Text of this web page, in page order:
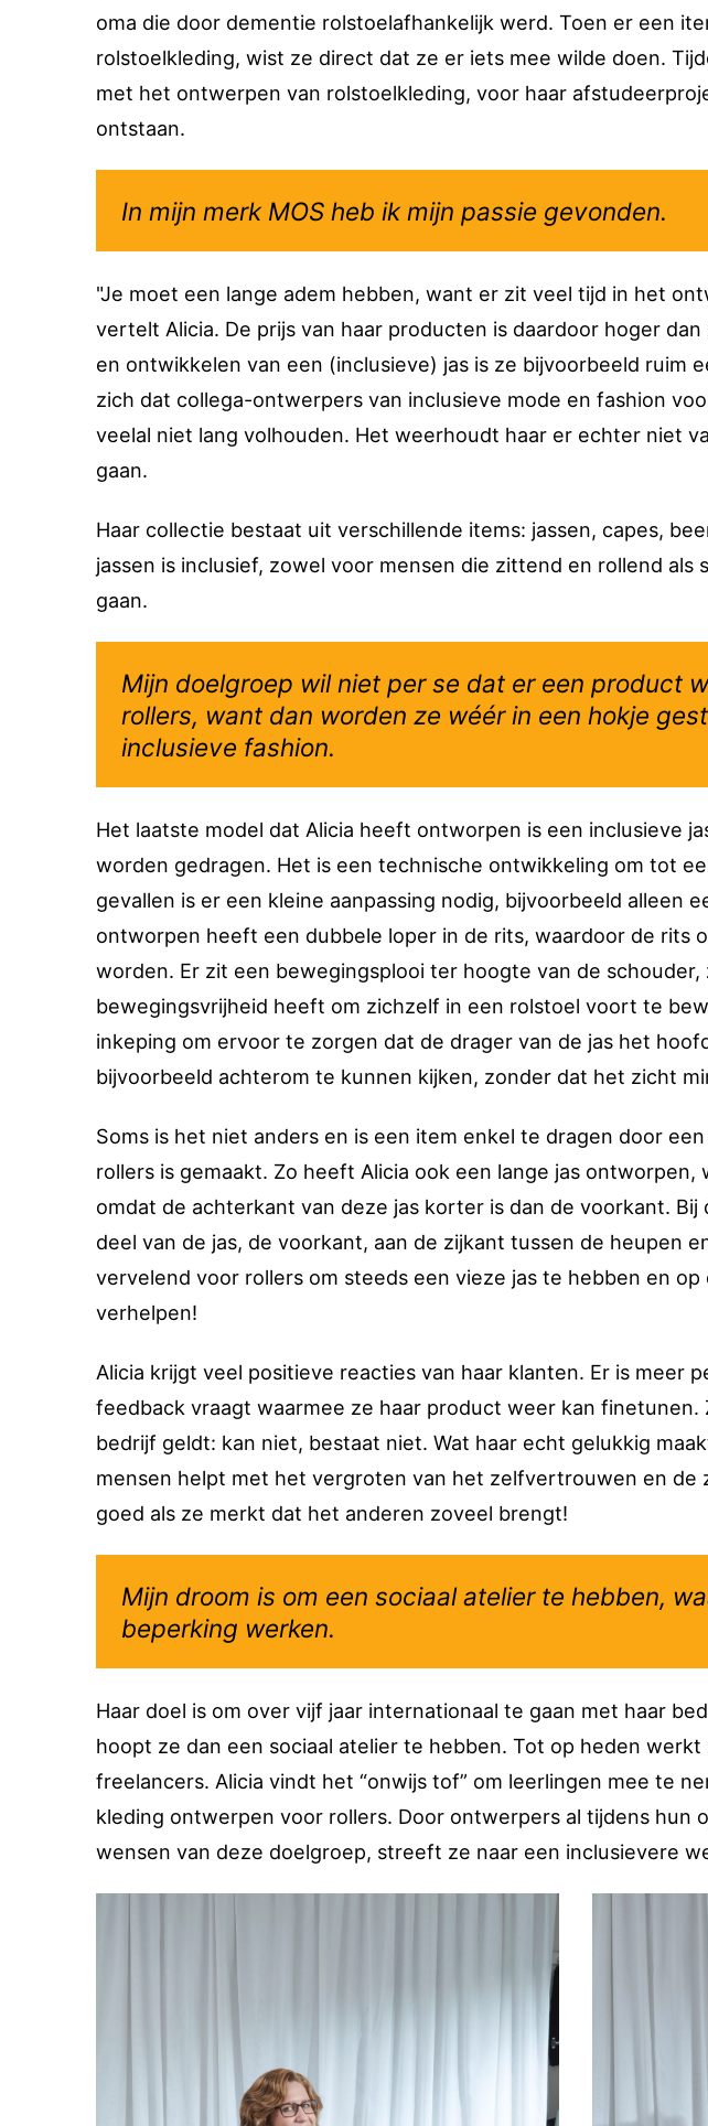
oma die door dementie rolstoelafhankelijk werd. Toen er een
rolstoelkleding, wist ze direct dat ze er iets mee wilde doen.
met het ontwerpen van rolstoelkleding, voor haar
ontstaan.
In mijn merk MOS heb ik mijn passie gevonden.
"Je moet een lange adem hebben, want er zit veel tijd in het
vertelt Alicia. De prijs van haar producten is daardoor hoger
en ontwikkelen van een (inclusieve) jas is ze bijvoorbeeld ruim
zich dat collega-ontwerpers van inclusieve mode en fashion
veelal niet lang volhouden. Het weerhoudt haar er echter niet
gaan.
Haar collectie bestaat uit verschillende items: jassen, capes,
jassen is inclusief, zowel voor mensen die zittend en rollend als
gaan.
Mijn doelgroep wil niet per se dat er een product
rollers, want dan worden ze wéér in een hokje
inclusieve fashion.
Het laatste model dat Alicia heeft ontworpen is een inclusieve
worden gedragen. Het is een technische ontwikkeling om tot
gevallen is er een kleine aanpassing nodig, bijvoorbeeld alleen
ontworpen heeft een dubbele loper in de rits, waardoor de rits
worden. Er zit een bewegingsplooi ter hoogte van de
bewegingsvrijheid heeft om zichzelf in een rolstoel voort te
inkeping om ervoor te zorgen dat de drager van de jas het
bijvoorbeeld achterom te kunnen kijken, zonder dat het zicht
Soms is het niet anders en is een item enkel te dragen door
rollers is gemaakt. Zo heeft Alicia ook een lange jas
omdat de achterkant van deze jas korter is dan de voorkant. Bij
deel van de jas, de voorkant, aan de zijkant tussen de heupen
vervelend voor rollers om steeds een vieze jas te hebben en
verhelpen!
Alicia krijgt veel positieve reacties van haar klanten. Er is meer
feedback vraagt waarmee ze haar product weer kan finetunen.
bedrijf geldt: kan niet, bestaat niet. Wat haar echt gelukkig
mensen helpt met het vergroten van het zelfvertrouwen en de
goed als ze merkt dat het anderen zoveel brengt!
Mijn droom is om een sociaal atelier te hebben,
beperking werken.
Haar doel is om over vijf jaar internationaal te gaan met haar
hoopt ze dan een sociaal atelier te hebben. Tot op heden werkt
freelancers. Alicia vindt het “onwijs tof” om leerlingen mee te
kleding ontwerpen voor rollers. Door ontwerpers al tijdens hun
wensen van deze doelgroep, streeft ze naar een inclusievere